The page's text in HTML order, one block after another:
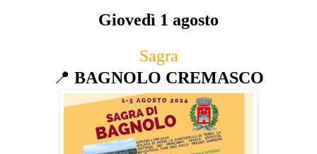
Giovedì 1 agosto
Sagra
📍 BAGNOLO CREMASCO